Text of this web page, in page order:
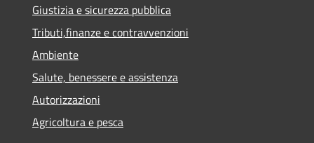
Giustizia e sicurezza pubblica
Tributi,finanze e contravvenzioni
Ambiente
Salute, benessere e assistenza
Autorizzazioni
Agricoltura e pesca